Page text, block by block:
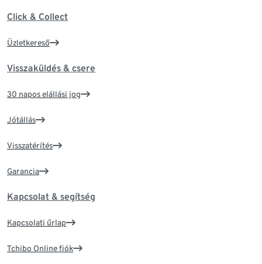
Click & Collect
Üzletkereső
Visszaküldés & csere
30 napos elállási jog
Jótállás
Visszatérítés
Garancia
Kapcsolat & segítség
Kapcsolati űrlap
Tchibo Online fiók